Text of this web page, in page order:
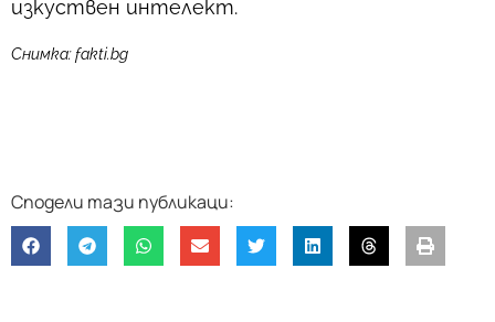
изкуствен интелект.
Снимка: fakti.bg